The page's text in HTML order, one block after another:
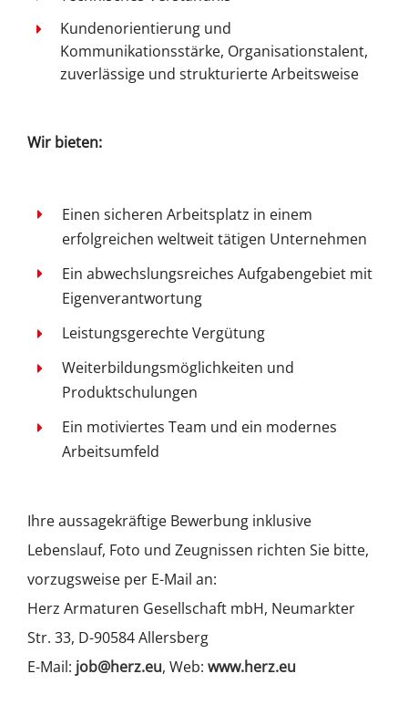
Kundenorientierung und
Kommunikationsstärke, Organisationstalent,
zuverlässige und strukturierte Arbeitsweise
Wir bieten:
Einen sicheren Arbeitsplatz in einem
erfolgreichen weltweit tätigen Unternehmen
Ein abwechslungsreiches Aufgabengebiet mit
Eigenverantwortung
Leistungsgerechte Vergütung
Weiterbildungsmöglichkeiten und
Produktschulungen
Ein motiviertes Team und ein modernes
Arbeitsumfeld
Ihre aussagekräftige Bewerbung inklusive
Lebenslauf, Foto und Zeugnissen richten Sie bitte,
vorzugsweise per E-Mail an:
Herz Armaturen Gesellschaft mbH, Neumarkter
Str. 33, D-90584 Allersberg
E-Mail: job@herz.eu, Web: www.herz.eu